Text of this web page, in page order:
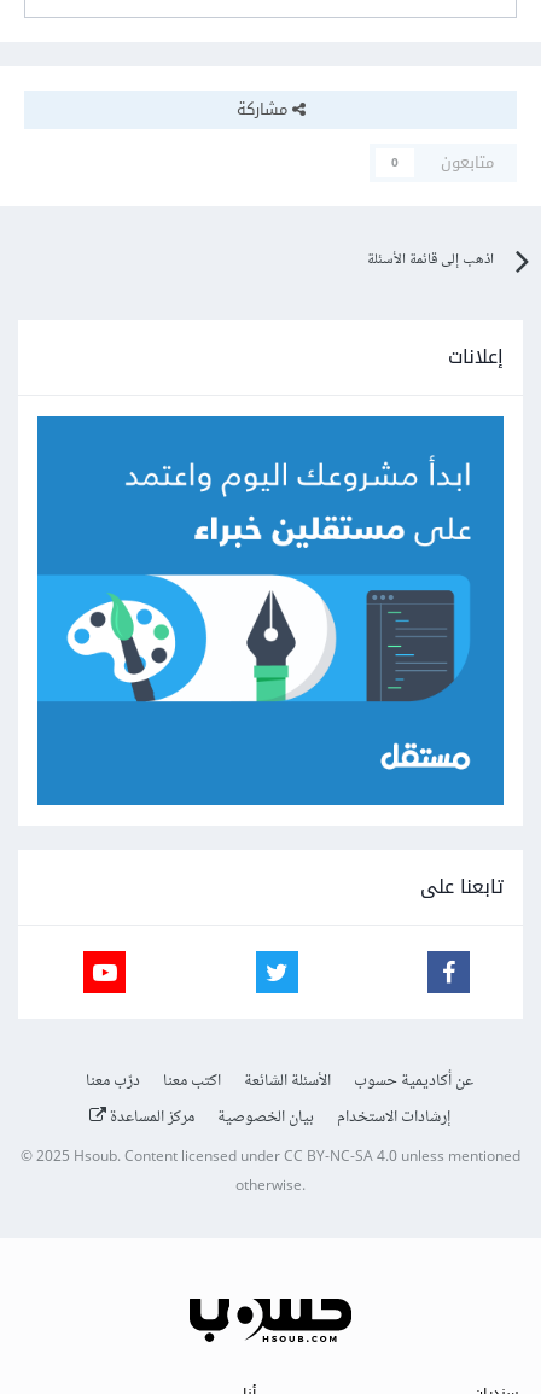
مشاركة
متابعون
0
اذهب إلى قائمة الأسئلة
إعلانات
تابعنا على
عن أكاديمية حسوب الأسئلة الشائعة اكتب معنا
درّب معنا
إرشادات الاستخدام
بيان الخصوصية مركز المساعدة
© 2025Hsoub.Content licensed underCC BY-NC-SA 4.0unless mentioned
otherwise.